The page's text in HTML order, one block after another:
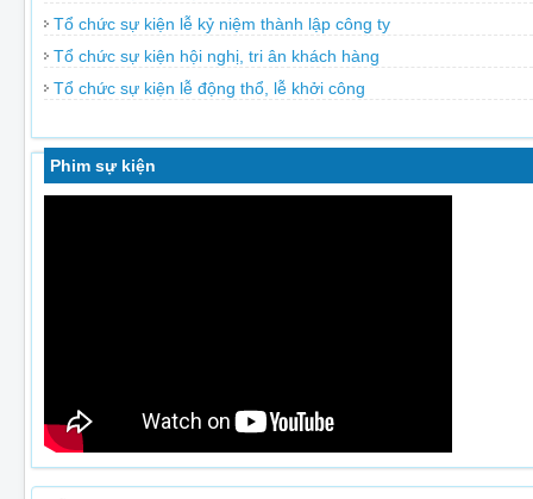
Tổ chức sự kiện lễ kỷ niệm thành lập công ty
Tổ chức sự kiện hội nghị, tri ân khách hàng
Tổ chức sự kiện lễ động thổ, lễ khởi công
Phim sự kiện